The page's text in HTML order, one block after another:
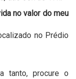
no valor do meu
no Prédio
tanto, procure o